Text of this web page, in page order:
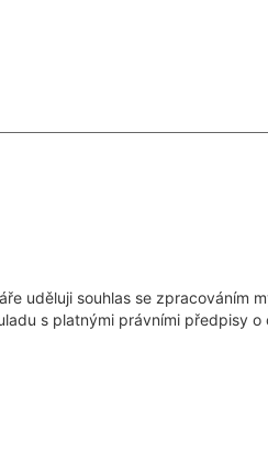
uděluji souhlas se zpracováním
s platnými právními předpisy o